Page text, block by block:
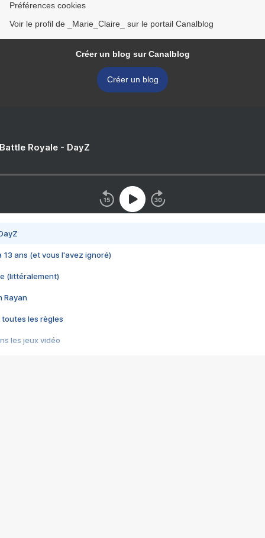
Préférences cookies
Voir le profil de _Marie_Claire_ sur le portail Canalblog
Créer un blog sur Canalblog
Créer un blog
Royale - DayZ
13 ans (et vous l'avez ignoré)
(littéralement)
Rayan
toutes les règles
les jeux vidéo